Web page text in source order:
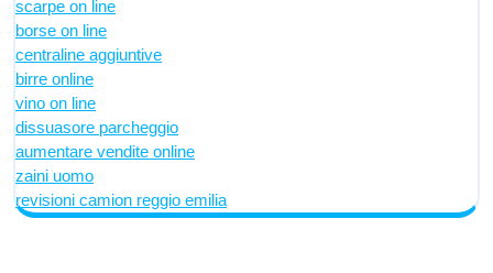
scarpe on line
borse on line
centraline aggiuntive
birre online
vino on line
dissuasore parcheggio
aumentare vendite online
zaini uomo
revisioni camion reggio emilia